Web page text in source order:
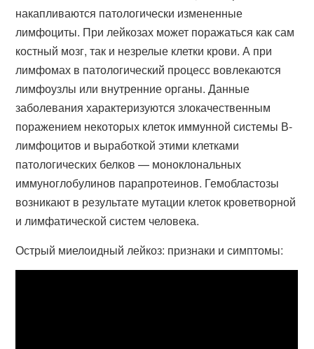
накапливаются патологически измененные
лимфоциты. При лейкозах может поражаться как сам
костный мозг, так и незрелые клетки крови. А при
лимфомах в патологический процесс вовлекаются
лимфоузлы или внутренние органы. Данные
заболевания характеризуются злокачественным
поражением некоторых клеток иммунной системы В-
лимфоцитов и выработкой этими клетками
патологических белков — моноклональных
иммуноглобулинов парапротеинов. Гемобластозы
возникают в результате мутации клеток кроветворной
и лимфатической систем человека.
Острый миелоидный лейкоз: признаки и симптомы: